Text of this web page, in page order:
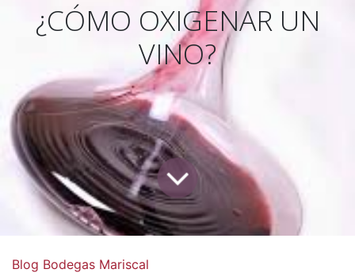
¿CÓMO OXIGENAR UN
VINO?
Blog Bodegas Mariscal